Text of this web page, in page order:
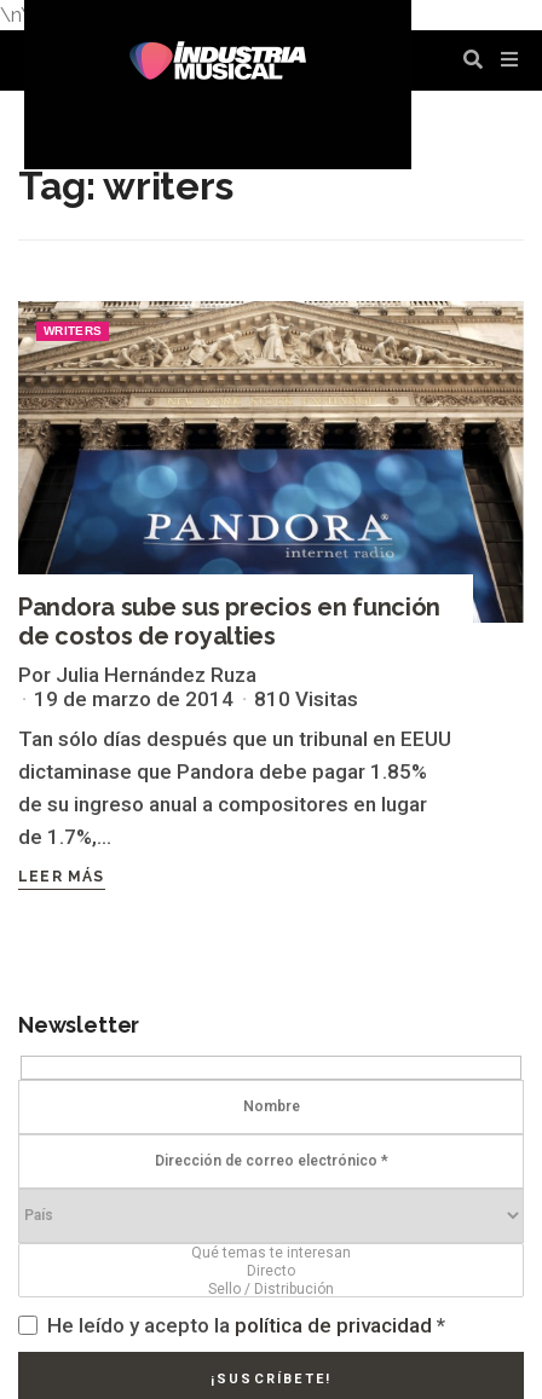
\n\n
Tag: writers
WRITERS
Pandora sube sus precios en función
de costos de royalties
Por Julia Hernández Ruza
19 de marzo de 2014
810 Visitas
Tan sólo días después que un tribunal en EEUU
dictaminase que Pandora debe pagar 1.85%
de su ingreso anual a compositores en lugar
de 1.7%,...
LEER MÁS
Newsletter
He leído y acepto la política de privacidad *